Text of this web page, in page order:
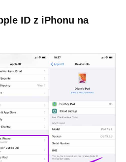
ID z iPhonu na